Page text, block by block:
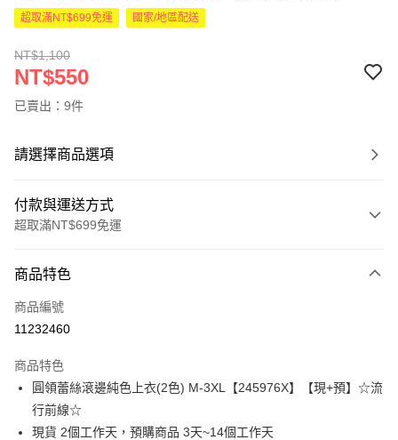
超取滿NT$699免運 國家/地區配送
NT$1,100
NT$550
已賣出：9件
請選擇商品選項
付款與運送方式
超取滿NT$699免運
信用卡一次付款
超商取貨付款
Apple Pay
街口支付
商品特色
商品編號
11232460
商品特色
圓領蕾絲滾邊純色上衣(2色) M-3XL【245976X】【現+預】☆流
行前線☆
現貨 2個工作天，預購商品 3天~14個工作天